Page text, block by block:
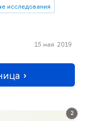
2
исследования
15 мая 2019